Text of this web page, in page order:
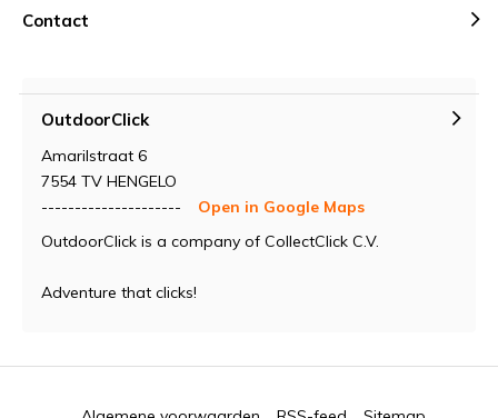
Contact
OutdoorClick
Amarilstraat 6
7554 TV HENGELO
---------------------
Open in Google Maps
OutdoorClick is a company of CollectClick C.V.
Adventure that clicks!